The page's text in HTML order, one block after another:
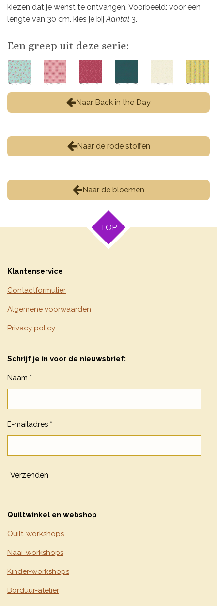
kiezen dat je wenst te ontvangen. Voorbeeld: voor een
lengte van 30 cm. kies je bijAantal 3.
Een greep uit deze serie:
Naar Back in the Day
Naar de rode stoffen
Naar de bloemen
TOP
Klantenservice
Contactformulier
Algemene voorwaarden
Privacy policy
Schrijf je in voor de nieuwsbrief:
Naam *
E-mailadres *
Verzenden
Quiltwinkel en webshop
Quilt-workshops
Naai-workshops
Kinder-workshops
Borduur-atelier